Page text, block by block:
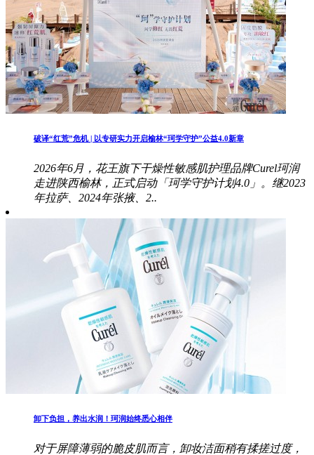
破译“红荒”危机 | 以专研实力开启榆林“珂学守护”公益4.0新章
2026年6月，花王旗下干燥性敏感肌护理品牌Curel珂润
走进陕西榆林，正式启动「珂学守护计划4.0」。继2023
年拉萨、2024年张掖、2..
卸下负担，养出水润！珂润始终悉心相伴
对于屏障薄弱的脆皮肌而言，卸妆洁面稍有揉搓过度，